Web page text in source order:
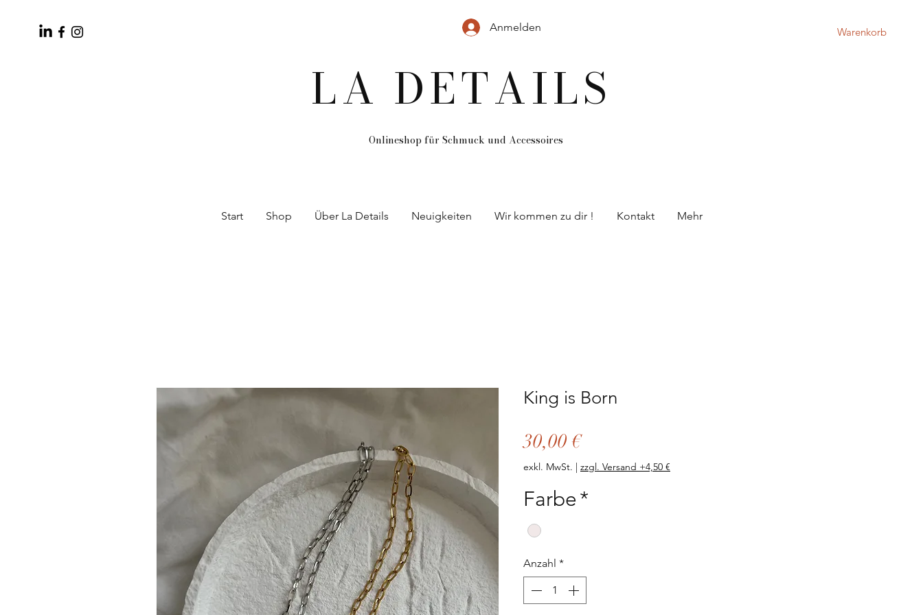
Anmelden Warenkorb
LA DETAILS
Onlineshop für Schmuck und Accessoires
Start Shop Über La Details Neuigkeiten Wir kommen zu dir ! Kontakt Mehr
King is Born
30,00 €Preis
exkl. MwSt. | zzgl. Versand +4,50 €
Farbe*
Anzahl *